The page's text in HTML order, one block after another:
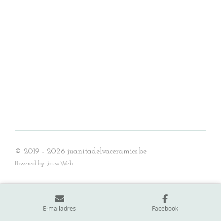
© 2019 - 2026 juanitadelvaceramics.be
Powered by JouwWeb
E-mailadres Facebook